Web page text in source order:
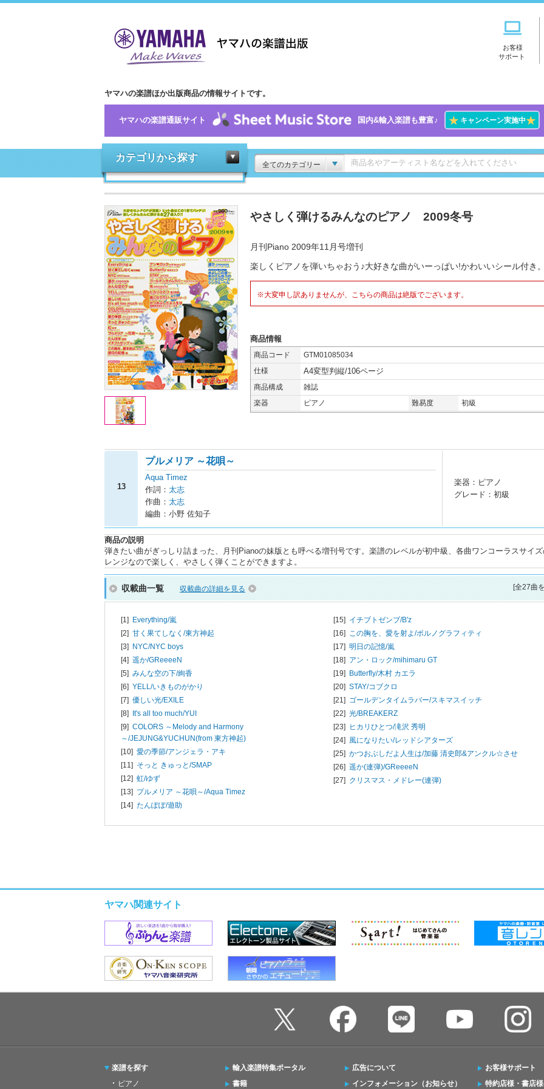
お客様
サポート
ヤマハの楽譜ほか出版商品の情報サイトです。
ヤマハの楽譜通販サイト 国内&輸入楽譜も豊富♪ ★キャンペーン実施中★
カテゴリから探す
全てのカテゴリー
やさしく弾けるみんなのピアノ 2009冬号
月刊Piano 2009年11月号増刊
楽しくピアノを弾いちゃおう♪大好きな曲がいーっぱい!かわいいシール付き。
※大変申し訳ありませんが、こちらの商品は絶版でございます。
商品情報
商品コード
GTM01085034
仕様
A4変型判縦/106ページ
商品構成
雑誌
楽器
ピアノ 難易度 初級
13
プルメリア ～花唄～
Aqua Timez
作詞： 太志
作曲： 太志
編曲：小野 佐知子
楽器：ピアノ
グレード：初級
商品の説明
弾きたい曲がぎっしり詰まった、月刊Pianoの妹版とも呼べる増刊号です。楽譜のレベルが初中級、各曲ワンコーラスサイズ
レンジなので楽しく、やさしく弾くことができますよ。
収載曲一覧 収載曲の詳細を見る [全27曲
[1] Everything/嵐
[2] 甘く果てしなく/東方神起
[3] NYC/NYC boys
[4] 遥か/GReeeeN
[5] みんな空の下/絢香
[6] YELL/いきものがかり
[7] 優しい光/EXILE
[8] It's all too much/YUI
[9] COLORS ～Melody and Harmony
～/JEJUNG&YUCHUN(from 東方神起)
[10] 愛の季節/アンジェラ・アキ
[11] そっと きゅっと/SMAP
[12] 虹/ゆず
[13] プルメリア ～花唄～/Aqua Timez
[14] たんぽぽ/遊助
[15] イチブトゼンブ/B'z
[16] この胸を、愛を射よ/ポルノグラフィティ
[17] 明日の記憶/嵐
[18] アン・ロック/mihimaru GT
[19] Butterfly/木村 カエラ
[20] STAY/コブクロ
[21] ゴールデンタイムラバー/スキマスイッチ
[22] 光/BREAKERZ
[23] ヒカリひとつ/滝沢 秀明
[24] 風になりたい/レッドシアターズ
[25] かつおぶしだよ人生は/加藤 清史郎&アンクル☆させ
[26] 遥か(連弾)/GReeeeN
[27] クリスマス・メドレー(連弾)
ヤマハ関連サイト
楽譜を探す
ピアノ
輸入楽譜特集ポータル
書籍
広告について
インフォメーション（お知らせ）
お客様サポート
特約店様・書店